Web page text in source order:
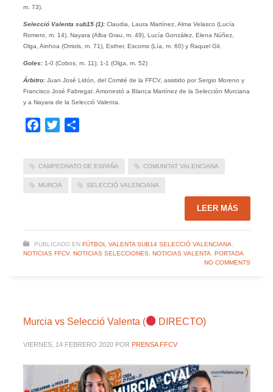
m. 73).
Selecció Valenta sub15 (1):Claudia, Laura Martínez, Alma Velasco (Lucía
Romero, m. 14), Nayara (Alba Grau, m. 49), Lucía González, Elena Núñez,
Olga, Ainhoa (Orriols, m. 71), Esther, Escoms (Lía, m. 60) y Raquel Gil.
Goles:1-0 (Cobos, m. 11); 1-1 (Olga, m. 52)
Árbitro:Juan José Lidón, del Comité de la FFCV, asistido por Sergio Moreno y
Francisco José Fabregat. Amonestó a Blanca Martínez de la Selección Murciana
y a Nayara de la Selecció Valenta.
Facebook
Twitter
CAMPEONATO DE ESPAÑA COMUNITAT VALENCIANA
MURCIA SELECCIÓ VALENCIANA
LEER MÁS
PUBLICADO EN FÚTBOL VALENTA SUB14 SELECCIÓ VALENCIANA,
NOTICIAS FFCV, NOTICIAS SELECCIONES, NOTICIAS VALENTA, PORTADA
NO COMMENTS
Murcia vs Selecció Valenta ( DIRECTO)
VIERNES, 14 FEBRERO 2020 POR PRENSA FFCV